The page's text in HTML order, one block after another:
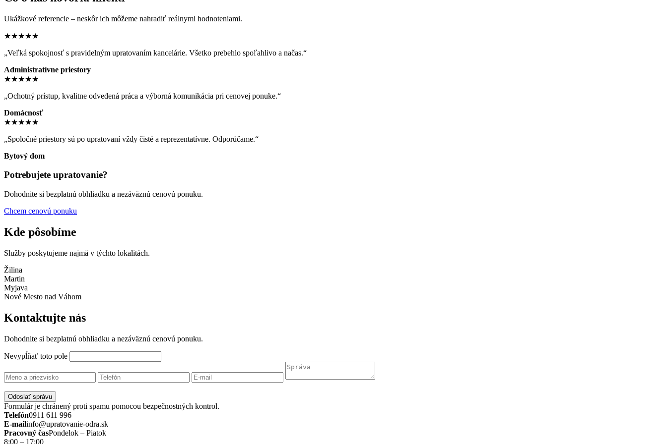
Ukážkové referencie – neskôr ich môžeme nahradiť reálnymi hodnoteniami.
★★★★★
„Veľká spokojnosť s pravidelným upratovaním kancelárie. Všetko prebehlo spoľahlivo a načas.“
Administratívne priestory
★★★★★
„Ochotný prístup, kvalitne odvedená práca a výborná komunikácia pri cenovej ponuke.“
Domácnosť
★★★★★
„Spoločné priestory sú po upratovaní vždy čisté a reprezentatívne. Odporúčame.“
Bytový dom
Potrebujete upratovanie?
Dohodnite si bezplatnú obhliadku a nezáväznú cenovú ponuku.
Chcem cenovú ponuku
Kde pôsobíme
Služby poskytujeme najmä v týchto lokalitách.
Žilina
Martin
Myjava
Nové Mesto nad Váhom
Kontaktujte nás
Dohodnite si bezplatnú obhliadku a nezáväznú cenovú ponuku.
Nevypĺňať toto pole
Odoslať správu
Formulár je chránený proti spamu pomocou bezpečnostných kontrol.
Telefón0911 611 996
E-mailinfo@upratovanie-odra.sk
Pracovný časPondelok – Piatok
8:00 – 17:00